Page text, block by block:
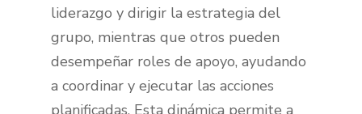
liderazgo y dirigir la estrategia del
grupo, mientras que otros pueden
desempeñar roles de apoyo, ayudando
a coordinar y ejecutar las acciones